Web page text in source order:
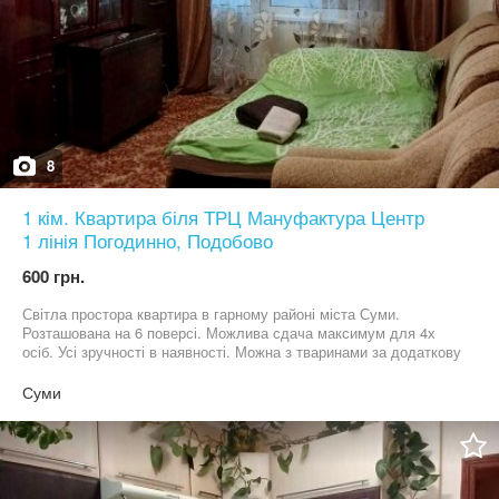
8
1 кім. Квартира біля ТРЦ Мануфактура Центр
1 лінія Погодинно, Подобово
600 грн.
Світла простора квартира в гарному районі міста Суми.
Розташована на 6 поверсі. Можлива сдача максимум для 4х
осіб. Усі зручності в наявності. Можна з тваринами за додаткову
кавою, цукром, гелем для душа. Погодинно, подобово.
Суми